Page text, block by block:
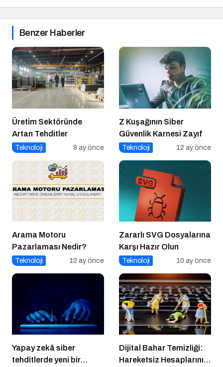
Benzer Haberler
Üretim Sektöründe
Artan Tehditler
Teknoloji 9 ay önce
Z Kuşağının Siber
Güvenlik Karnesi Zayıf
Teknoloji 12 ay önce
Arama Motoru
Pazarlaması Nedir?
Teknoloji 12 ay önce
Zararlı SVG Dosyalarına
Karşı Hazır Olun
Teknoloji 10 ay önce
Yapay zekâ siber
tehditlerde yeni bir
Dijital Bahar Temizliği:
Hareketsiz Hesaplarınızı